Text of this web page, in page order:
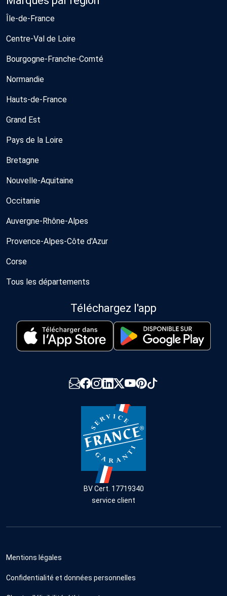
Île-de-France
Centre-Val de Loire
Bourgogne-Franche-Comté
Normandie
Hauts-de-France
Grand Est
Pays de la Loire
Bretagne
Nouvelle-Aquitaine
Occitanie
Auvergne-Rhône-Alpes
Provence-Alpes-Côte d'Azur
Corse
Tous les départements
Téléchargez l'app
BV Cert. 17719340
service client
Mentions légales
Confidentialité et données personnelles